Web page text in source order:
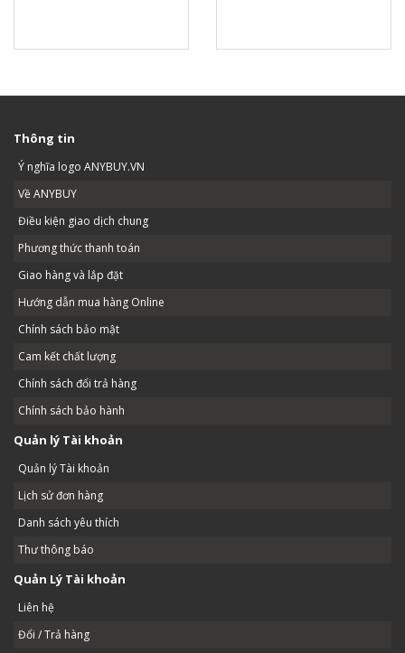
Thông tin
Ý nghĩa logo ANYBUY.VN
Về ANYBUY
Điều kiện giao dịch chung
Phương thức thanh toán
Giao hàng và lắp đặt
Hướng dẫn mua hàng Online
Chính sách bảo mật
Cam kết chất lượng
Chính sách đổi trả hàng
Chính sách bảo hành
Quản lý Tài khoản
Quản lý Tài khoản
Lịch sử đơn hàng
Danh sách yêu thích
Thư thông báo
Quản Lý Tài khoản
Liên hệ
Đổi / Trả hàng